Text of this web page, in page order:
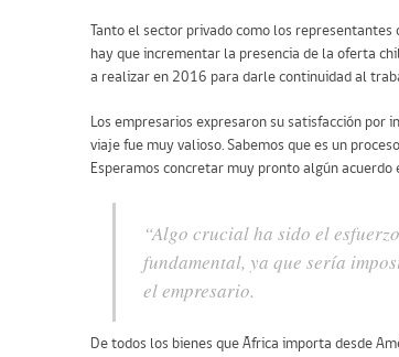
Tanto el sector privado como los
hay que incrementar la presencia de la oferta
a realizar en 2016 para darle continuidad al
Los empresarios expresaron su satisfacción por
viaje fue muy valioso. Sabemos que es un
Esperamos concretar muy pronto algún acuerdo
“Algo crucial ha sido el
fundamental, ya que sería
el empresario.
De todos los bienes que África importa desde